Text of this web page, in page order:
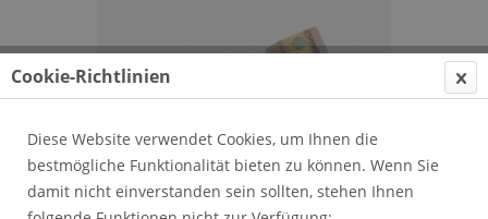
Cookie-Richtlinien
Diese Website verwendet Cookies, um Ihnen die
bestmögliche Funktionalität bieten zu können. Wenn Sie
damit nicht einverstanden sein sollten, stehen Ihnen